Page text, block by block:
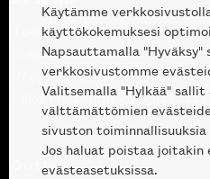
Tuotteet
Suunnittelupalvelu
Projektimyynti
Liike Helsingin keskustassa
Outlet
Käytämme
käyttökokemuksesi
Napsauttamalla
verkkosivustomme
Valitsemalla "Hylkää" sallit
välttämättömien
sivuston
Jos haluat poistaa
evästeasetuksissa.